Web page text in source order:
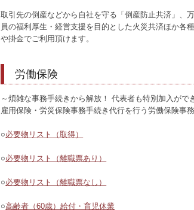
取引先の倒産などから自社を守る「倒産防止共済」、
員の福利厚生・経営支援を目的とした火災共済ほか各
や掛金でご利用頂けます。
労働保険
～煩雑な事務手続きから解放！ 代表者も特別加入がで
雇用保険・労災保険事務手続き代行を行う労働保険事
○必要物リスト（取得）
○必要物リスト（離職票あり）
○必要物リスト（離職票なし）
○高齢者（60歳）給付・育児休業